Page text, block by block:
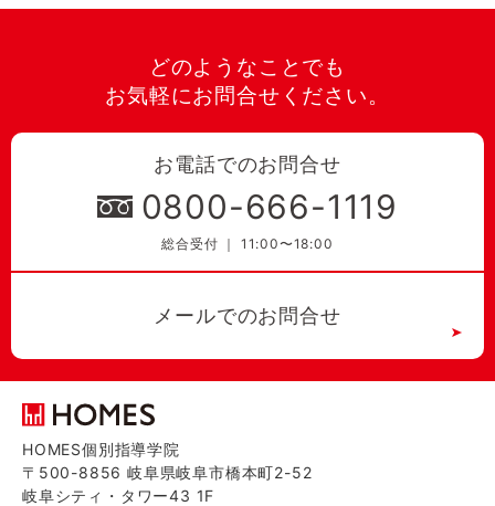
どのようなことでも
お気軽にお問合せください。
お電話でのお問合せ
0800-666-1119
総合受付 ｜ 11:00〜18:00
メールでのお問合せ
HOMES個別指導学院
〒500-8856 岐阜県岐阜市橋本町2-52
岐阜シティ・タワー43 1F